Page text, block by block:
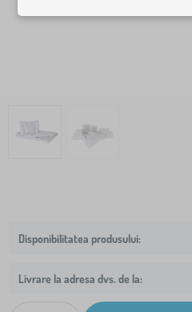
Livrare la adresa dvs. de la: